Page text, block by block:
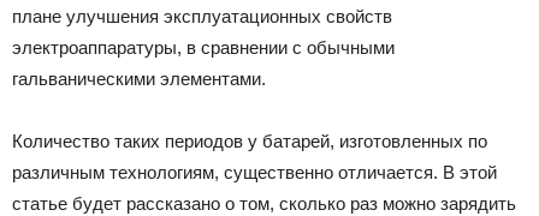
плане улучшения эксплуатационных свойств
электроаппаратуры, в сравнении с обычными
гальваническими элементами.
Количество таких периодов у батарей, изготовленных по
различным технологиям, существенно отличается. В этой
статье будет рассказано о том, сколько раз можно зарядить